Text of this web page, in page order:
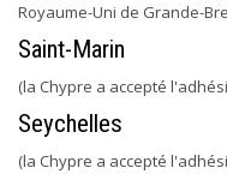
Royaume-Uni de Grande-
Saint-Marin
(la Chypre a accepté
Seychelles
(la Chypre a accepté